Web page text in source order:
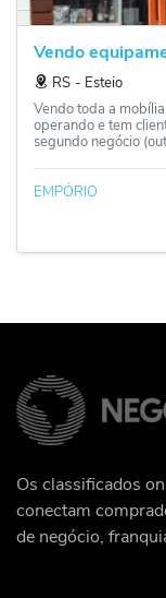
Vendo
RS ‐ Esteio
Vendo toda a
operando e tem
segundo negócio
EMPÓRIO
Os classificados
conectam
de negócio,